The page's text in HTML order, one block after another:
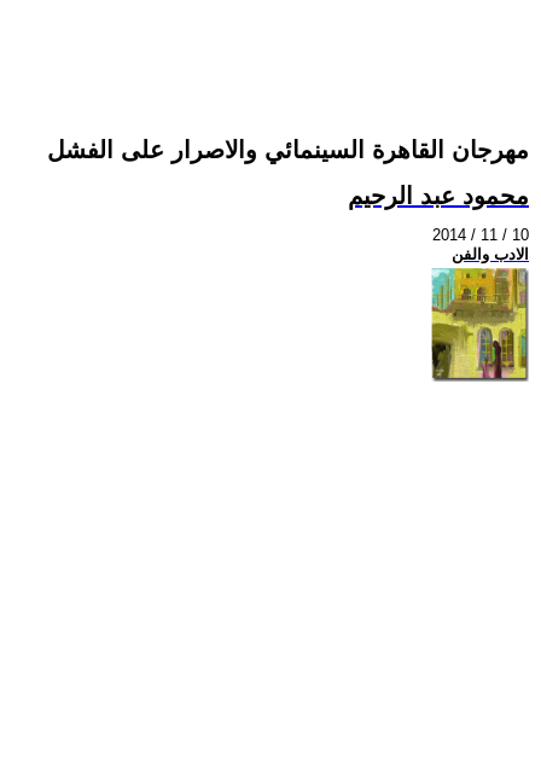
مهرجان القاهرة السينمائي والاصرار على الفشل
محمود عبد الرحيم
2014 / 11 / 10
الادب والفن